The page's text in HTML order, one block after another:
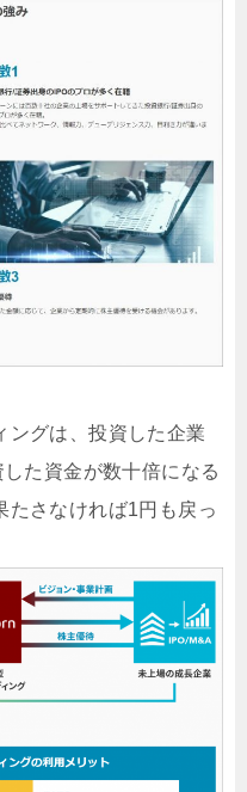
ングは、投資した企業
た資金が数十倍になる
たさなければ1円も戻っ